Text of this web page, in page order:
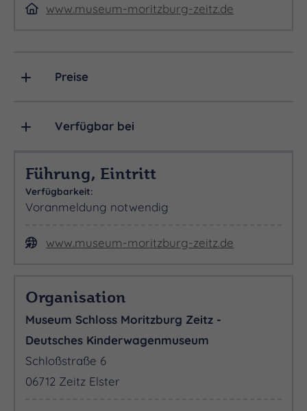
Stadt Zeitz, der VGem Droyßiger-Zeitzer Forst und
ermäßigt
Kindergruppe aus Schule, Kindergarten, Hort o.ä.
(max. 30 Kinder, Lehr- und Erziehungskräfte frei):
40,00 €
Gruppe bis 20 Pers.: 120,00 €
pro Stunde: 40,00 € (zzgl. zum Eintritt)
www.museum-moritzburg-zeitz.de
Preise
Verfügbar bei
Führung, Eintritt
Verfügbarkeit:
Voranmeldung notwendig
www.museum-moritzburg-zeitz.de
Organisation
Museum Schloss Moritzburg Zeitz -
Deutsches Kinderwagenmuseum
Schloßstraße 6
06712 Zeitz Elster